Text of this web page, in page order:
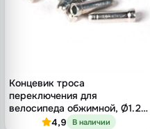
Концевик троса
переключения для
велосипеда обжимной, Ø1.2
мм × длина 10 мм, штучно
4,9 В наличии